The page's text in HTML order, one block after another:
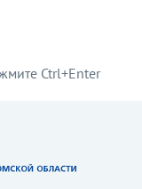
Ctrl+Enter